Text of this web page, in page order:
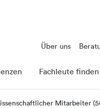
Über uns
Fachleute finden
Mitarbeiter